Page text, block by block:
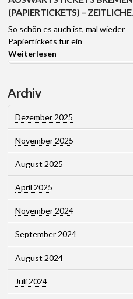
(PAPIERTICKETS) – ZEITLICHE
VERSAND-PROBLEME!
So schön es auch ist, mal wieder
Papiertickets für ein
Weiterlesen
Archiv
Dezember 2025
November 2025
August 2025
April 2025
November 2024
September 2024
August 2024
Juli 2024